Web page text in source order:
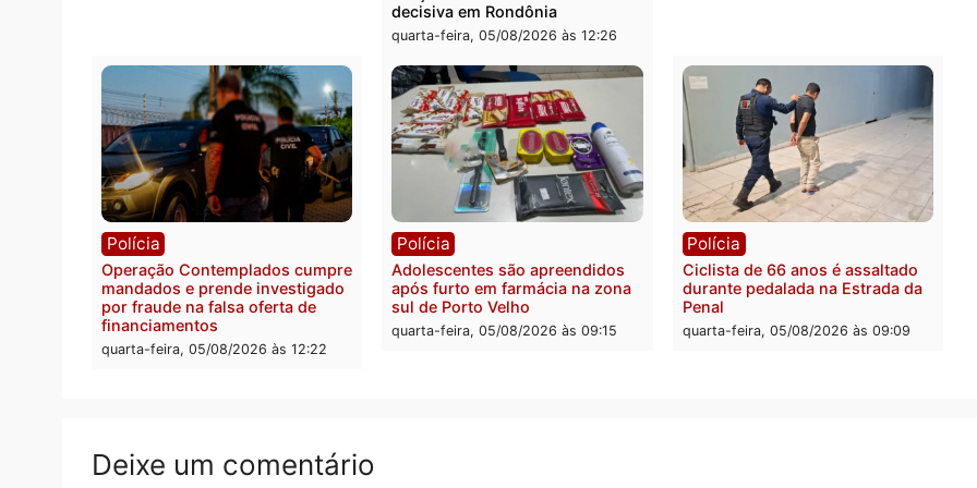
do PL
quarta-feira, 05/08/2026 às 12:33
Furto de energia já levou mais de
80 para a prisão em 2026
quarta-feira, 05/08/2026 às 12:31
convenção
quarta-feira, 05/08/2026 às
Polícia
Com apenas 28% do efetivo,
Polícia Civil de Rondônia tem
maior déficit do país, aponta
estudo
quarta-feira, 05/08/2026 às 12:29
Política
Rondônia
Médicos são investigados
suspeita de receber
quarta-feira, 05/08/2026 às